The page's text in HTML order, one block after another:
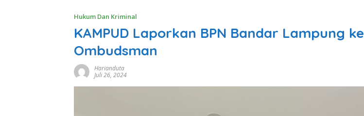
Hukum Dan Kriminal
KAMPUD Laporkan BPN Bandar Lampung ke
Ombudsman
Harianduta
Juli 26, 2024